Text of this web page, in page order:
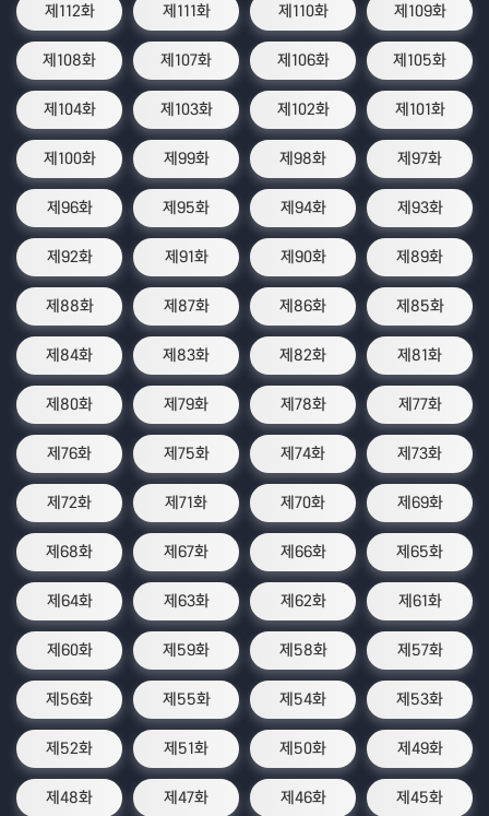
제112화 제111화 제110화 제109화
제108화 제107화 제106화 제105화
제104화 제103화 제102화 제101화
제100화 제99화 제98화 제97화
제96화 제95화 제94화 제93화
제92화 제91화 제90화 제89화
제88화 제87화 제86화 제85화
제84화 제83화 제82화 제81화
제80화 제79화 제78화 제77화
제76화 제75화 제74화 제73화
제72화 제71화 제70화 제69화
제68화 제67화 제66화 제65화
제64화 제63화 제62화 제61화
제60화 제59화 제58화 제57화
제56화 제55화 제54화 제53화
제52화 제51화 제50화 제49화
제48화 제47화 제46화 제45화